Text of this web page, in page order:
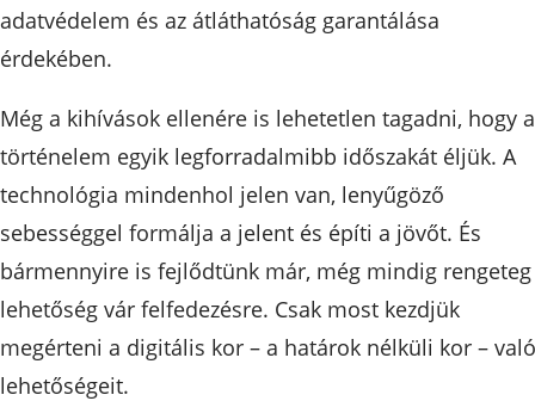
adatvédelem és az átláthatóság garantálása
érdekében.
Még a kihívások ellenére is lehetetlen tagadni, hogy a
történelem egyik legforradalmibb időszakát éljük. A
technológia mindenhol jelen van, lenyűgöző
sebességgel formálja a jelent és építi a jövőt. És
bármennyire is fejlődtünk már, még mindig rengeteg
lehetőség vár felfedezésre. Csak most kezdjük
megérteni a digitális kor – a határok nélküli kor –
lehetőségeit.